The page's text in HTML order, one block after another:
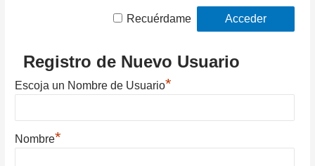
Recuérdame
Registro de Nuevo Usuario
Escoja un Nombre de Usuario*
Nombre*